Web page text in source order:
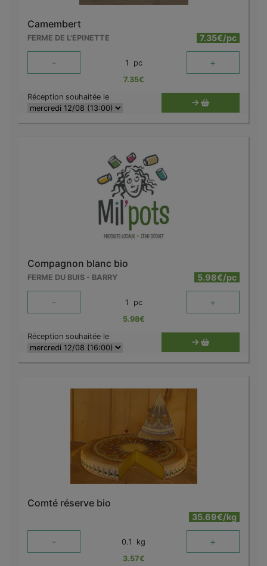
Camembert
FERME DE L'EPINETTE 7.35€/pc
- 1 pc +
7.35€
Réception souhaitée le
Compagnon blanc bio
FERME DU BUIS - BARRY 5.98€/pc
- 1 pc +
5.98€
Réception souhaitée le
Comté réserve bio
35.69€/kg
- 0.1 kg +
3.57€